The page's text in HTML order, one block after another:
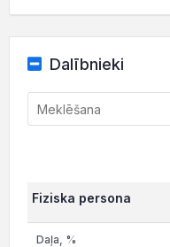
Dalībnieki
Fiziska persona